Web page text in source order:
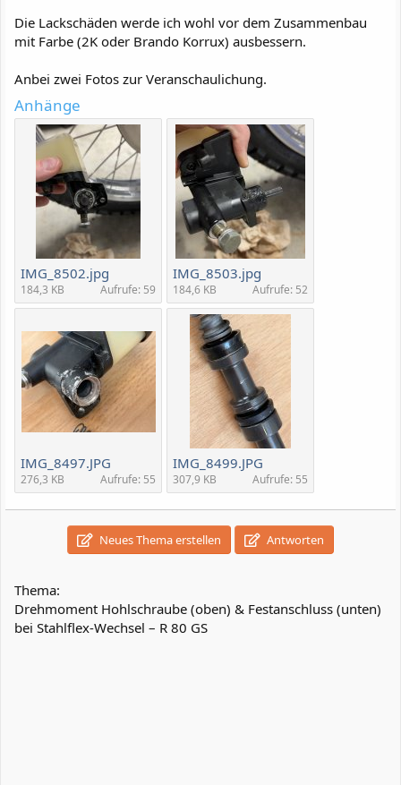
Die Lackschäden werde ich wohl vor dem Zusammenbau
mit Farbe (2K oder Brando Korrux) ausbessern.
Anbei zwei Fotos zur Veranschaulichung.
Anhänge
IMG_8502.jpg
184,3 KB Aufrufe: 59
IMG_8503.jpg
184,6 KB Aufrufe: 52
IMG_8497.JPG
276,3 KB Aufrufe: 55
IMG_8499.JPG
307,9 KB Aufrufe: 55
Neues Thema erstellen Antworten
Thema:
Drehmoment Hohlschraube (oben) & Festanschluss (unten)
bei Stahlflex-Wechsel – R 80 GS